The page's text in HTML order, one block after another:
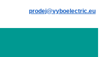
prodej@vyboelectric.eu